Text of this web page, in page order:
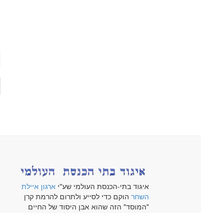
איגוד בתי-הכנסת העולמי שע"י ארגון איילת
השחר הוקם כדי לסייע ולתרום להרמת קרן
"המוסד" הזה שהוא אבן היסוד של החיים